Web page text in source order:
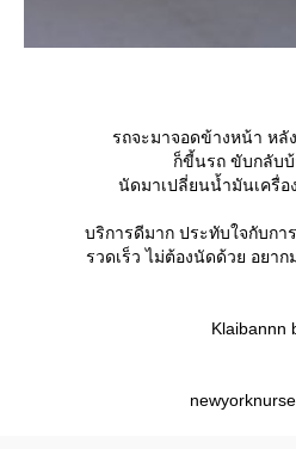
รถจะมาจอดข้างหน้า ห
ก็ขี้นรถ ขับกลับ
นัดมาเปลี่ยนน้ำมันเครื่อ
บริการดีมาก ประทับใจกับก
รวดเร็ว ไม่ต้องนัดด้วย อยา
Klaibannn
newyorknurse